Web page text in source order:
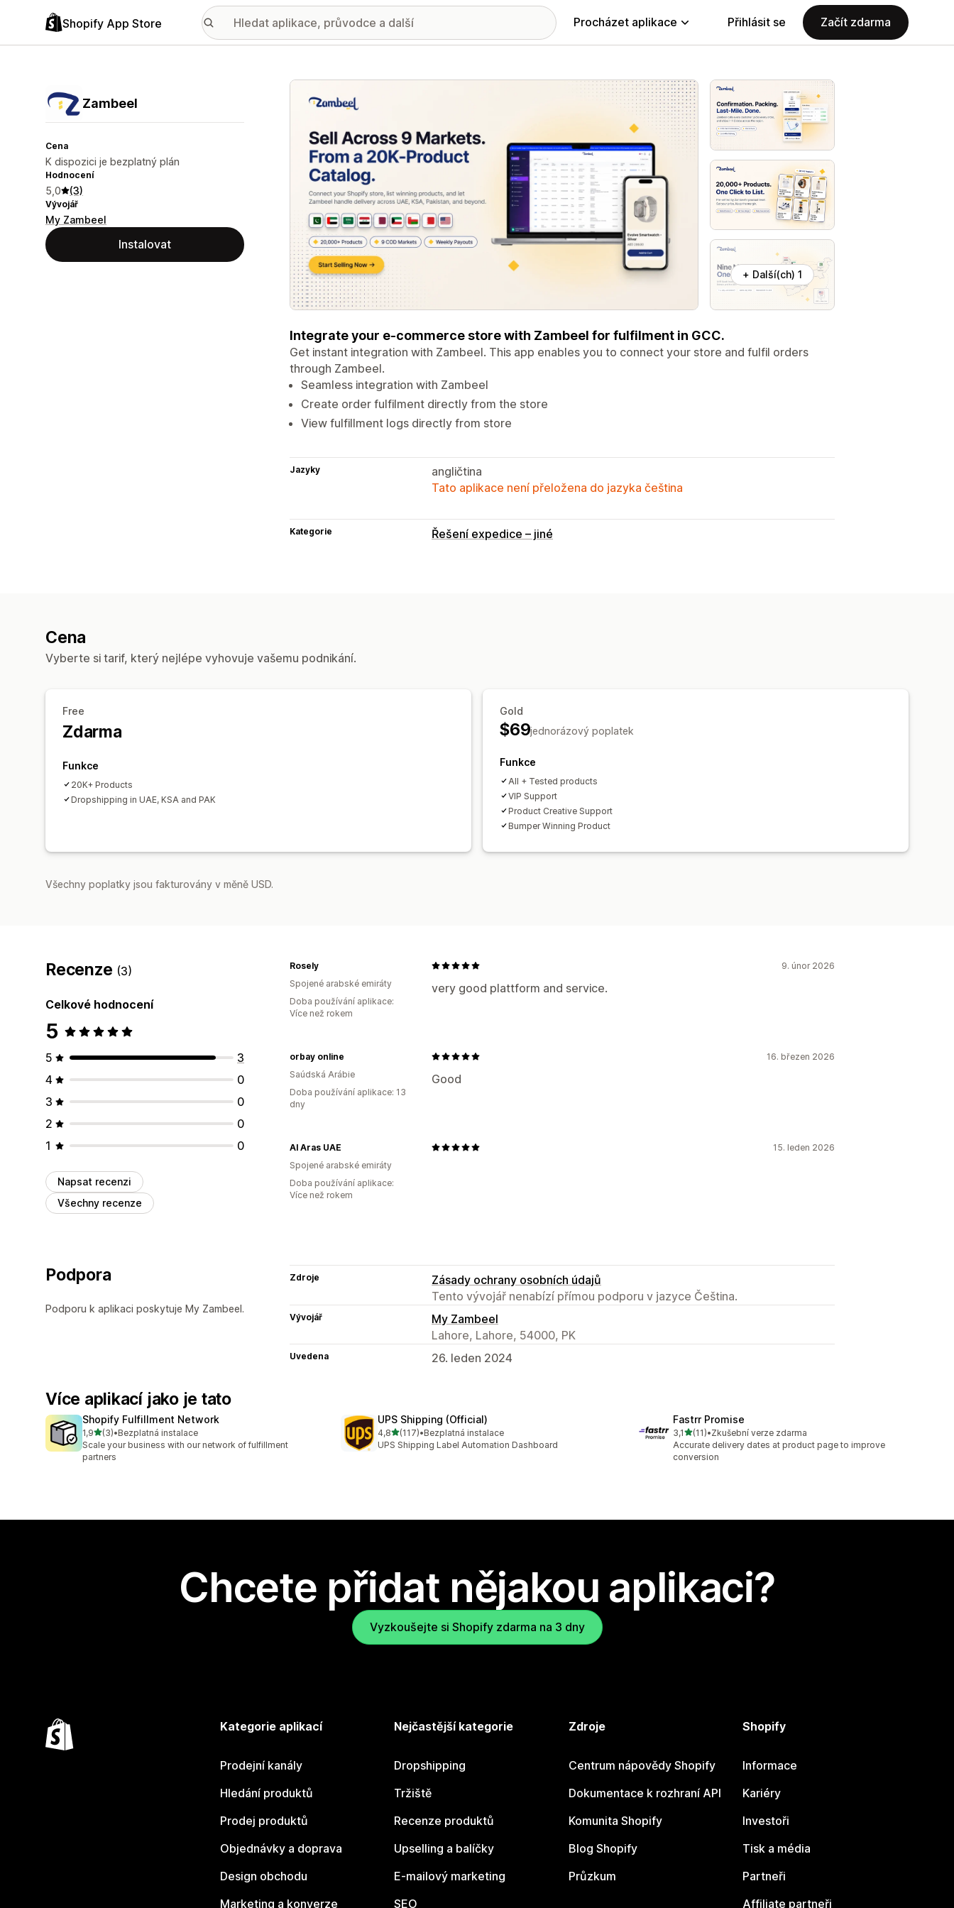
Shopify App Store Procházet aplikace Přihlásit se Začít zdarma
Zambeel
Cena
K dispozici je bezplatný plán
Hodnocení
5,0 (3)
Vývojář
My Zambeel
Instalovat
Galerie propagovaných obrázků
+ Další(ch) 1
Integrate your e-commerce store with Zambeel for fulfilment in GCC.
Get instant integration with Zambeel. This app enables you to connect your store and fulfil orders
through Zambeel.
Seamless integration with Zambeel
Create order fulfilment directly from the store
View fulfillment logs directly from store
Jazyky
angličtina
Tato aplikace není přeložena do jazyka čeština
Kategorie Řešení expedice – jiné
Cena
Vyberte si tarif, který nejlépe vyhovuje vašemu podnikání.
Free
Zdarma
Funkce
20K+ Products
Dropshipping in UAE, KSA and PAK
Gold
$69jednorázový poplatek
Funkce
All + Tested products
VIP Support
Product Creative Support
Bumper Winning Product
Všechny poplatky jsou fakturovány v měně USD.
Recenze (3)
Celkové hodnocení
5
5
3
4
0
3
0
2
0
1
0
Napsat recenzi
Všechny recenze
9. únor 2026
very good plattform and service.
Rosely
Spojené arabské emiráty
Doba používání aplikace:
Více než rokem
16. březen 2026
Good
orbay online
Saúdská Arábie
Doba používání aplikace: 13
dny
15. leden 2026
Al Aras UAE
Spojené arabské emiráty
Doba používání aplikace:
Více než rokem
Podpora
Podporu k aplikaci poskytuje My Zambeel.
Zdroje
Zásady ochrany osobních údajů
Tento vývojář nenabízí přímou podporu v jazyce Čeština.
Vývojář
My Zambeel
Lahore, Lahore, 54000, PK
Uvedena 26. leden 2024
Více aplikací jako je tato
Shopify Fulfillment Network
1,9z 5 hvězd
(3)
Celkový počet recenzí: 3
•Bezplatná instalace
Scale your business with our network of fulfillment
partners
UPS Shipping (Official)
4,8z 5 hvězd
(117)
Celkový počet recenzí: 117
•Bezplatná instalace
UPS Shipping Label Automation Dashboard
Fastrr Promise
3,1z 5 hvězd
(11)
Celkový počet recenzí: 11
•Zkušební verze zdarma
Accurate delivery dates at product page to improve
conversion
Chcete přidat nějakou aplikaci?
Vyzkoušejte si Shopify zdarma na 3 dny
Kategorie aplikací
Prodejní kanály
Hledání produktů
Prodej produktů
Objednávky a doprava
Design obchodu
Marketing a konverze
Nejčastější kategorie
Dropshipping
Tržiště
Recenze produktů
Upselling a balíčky
E-mailový marketing
SEO
Zdroje
Centrum nápovědy Shopify
Dokumentace k rozhraní API
Komunita Shopify
Blog Shopify
Průzkum
Shopify
Informace
Kariéry
Investoři
Tisk a média
Partneři
Affiliate partneři